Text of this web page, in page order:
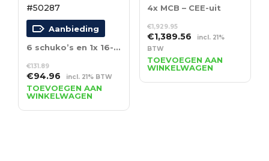
#50287
Aanbieding
6 schuko’s en 1x 16-polige aansluiting
€131.89
Oorspronkelijke
prijs
was:
€131.89.
€94.96Huidige
prijs
is:
€94.96.
incl. 21% BTW
TOEVOEGEN AAN
WINKELWAGEN
4x MCB – CEE-uit
€1,929.95
Oorspronkelijke
prijs
was:
€1,929.95.
€1,389.56 Huidige
is:
€1,389.56.
incl. 21%
BTW
TOEVOEGEN AAN
WINKELWAGEN